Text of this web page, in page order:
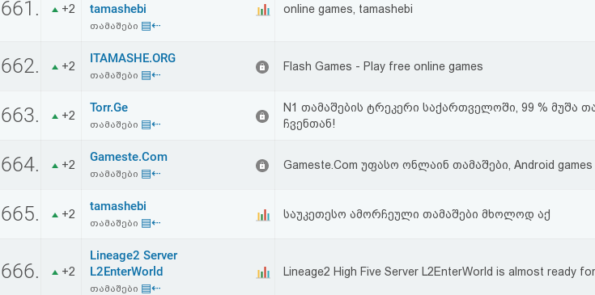
კითხვა-
პაროლის
აღდგენა
კოდი
661. +2
tamashebi
თამაშები ▤⇠
online games, tamashebi
662. +2
ITAMASHE.ORG
თამაშები ▤⇠
Flash Games - Play free online games
663. +2
Torr.Ge
თამაშები ▤⇠
N1 თამაშების ტრეკერი საქართველოში, 99 % მუშა
ჩვენთან!
664. +2
Gameste.Com
თამაშები ▤⇠
Gameste.Com უფასო ონლაინ თამაშები, Android games
665. +2
tamashebi
თამაშები ▤⇠
საუკეთესო ამორჩეული თამაშები მხოლოდ აქ
666. +2
Lineage2 Server
L2EnterWorld
თამაშები ▤⇠
Lineage2 High Five Server L2EnterWorld is almost ready